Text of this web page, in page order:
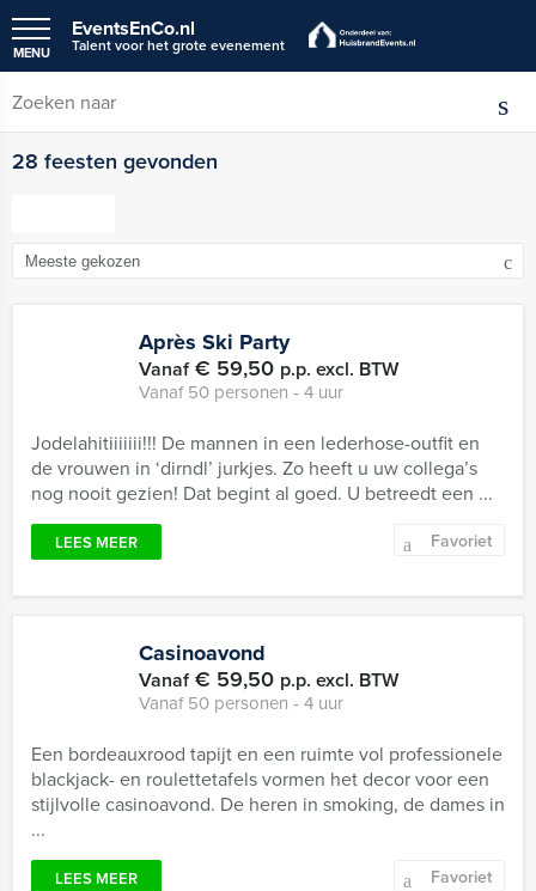
EventsEnCo.nl
Talent voor het grote evenement
MENU
28 feesten gevonden
Après Ski Party
Vanaf€ 59,50 p.p. excl. BTW
Vanaf 50 personen ‐ 4 uur
Jodelahitiiiiiii!!! De mannen in een lederhose-outfit en
de vrouwen in ‘dirndl’ jurkjes. Zo heeft u uw collega’s
nog nooit gezien! Dat begint al goed. U betreedt een ...
LEES MEER Favoriet
Casinoavond
Vanaf€ 59,50 p.p. excl. BTW
Vanaf 50 personen ‐ 4 uur
Een bordeauxrood tapijt en een ruimte vol professionele
blackjack- en roulettetafels vormen het decor voor een
stijlvolle casinoavond. De heren in smoking, de dames in
...
LEES MEER Favoriet